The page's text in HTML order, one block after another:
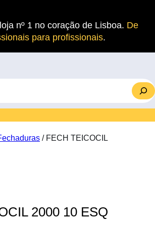
nº 1 no coração de Lisboa. De
para profissionais.
/ FECH TEICOCIL
2000 10 ESQ